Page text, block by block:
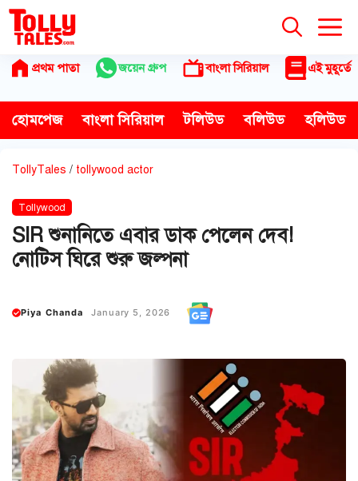
Skip
content
প্রথম পাতা জয়েন গ্রুপ বাংলা সিরিয়াল এই মুহূর্তে
হোমপেজ বাংলা সিরিয়াল টলিউড বলিউড হলিউড
TollyTales / tollywood actor
Tollywood
SIR শুনানিতে এবার ডাক পেলেন দেব!
নোটিস ঘিরে শুরু জল্পনা
Piya Chanda January 5, 2026